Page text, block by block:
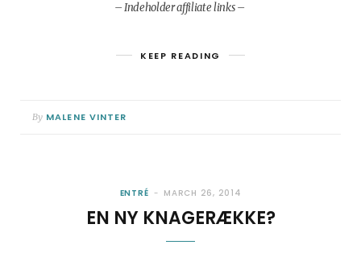
– Indeholder affiliate links –
KEEP READING
By MALENE VINTER
ENTRÉ MARCH 26, 2014
EN NY KNAGERÆKKE?